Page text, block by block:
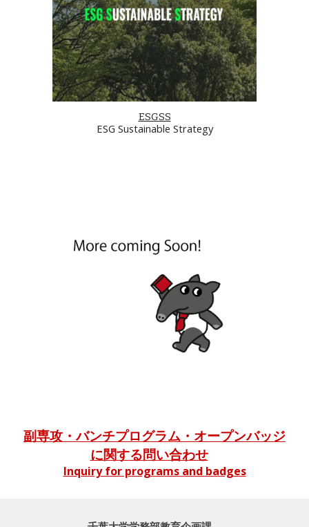
ESGSS
ESG Sustainable Strategy
副専攻・バンチプログラム・オープンバッジ
に関する問い合わせ
Inquiry for programs and badges